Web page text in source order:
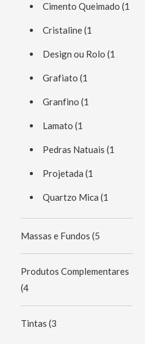
Cimento Queimado (1
Cristaline(1
Design ou Rolo (1
Grafiato (1
Granfino (1
Lamato (1
Pedras Natuais (1
Projetada (1
Quartzo Mica (1
Massas e Fundos (5
Produtos Complementares
(4
Tintas (3